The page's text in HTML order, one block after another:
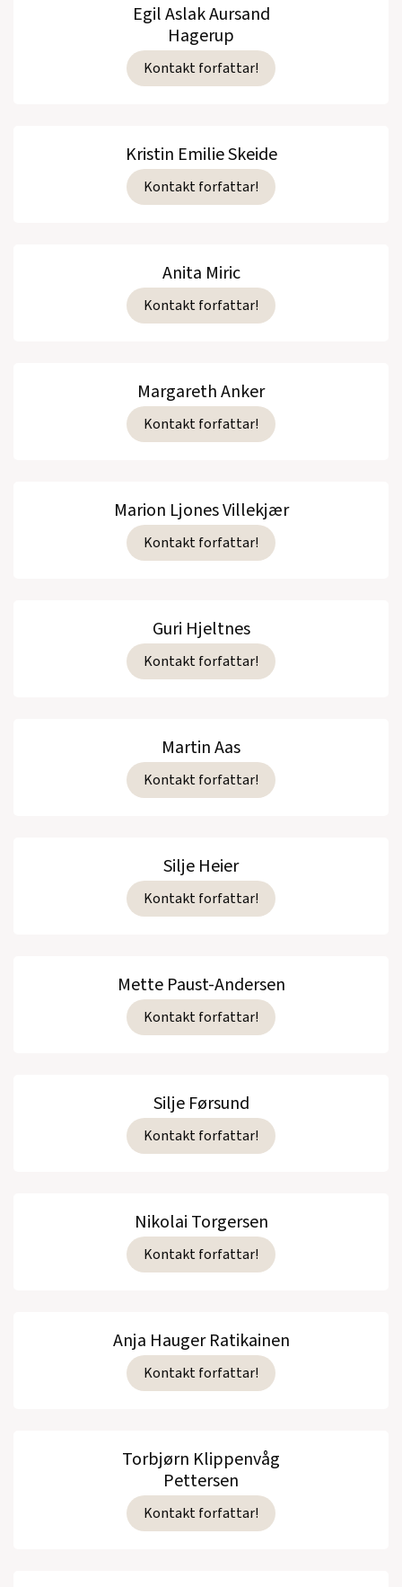
Egil Aslak Aursand
Hagerup
Kontakt forfattar!
Kristin Emilie Skeide
Kontakt forfattar!
Anita Miric
Kontakt forfattar!
Margareth Anker
Kontakt forfattar!
Marion Ljones Villekjær
Kontakt forfattar!
Guri Hjeltnes
Kontakt forfattar!
Martin Aas
Kontakt forfattar!
Silje Heier
Kontakt forfattar!
Mette Paust-Andersen
Kontakt forfattar!
Silje Førsund
Kontakt forfattar!
Nikolai Torgersen
Kontakt forfattar!
Anja Hauger Ratikainen
Kontakt forfattar!
Torbjørn Klippenvåg
Pettersen
Kontakt forfattar!